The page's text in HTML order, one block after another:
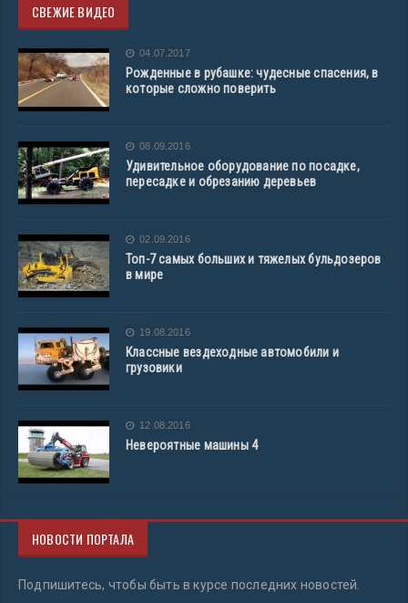
СВЕЖИЕ ВИДЕО
04.07.2017
Рожденные в рубашке: чудесные спасения, в
которые сложно поверить
08.09.2016
Удивительное оборудование по посадке,
пересадке и обрезанию деревьев
02.09.2016
Топ-7 самых больших и тяжелых бульдозеров
в мире
19.08.2016
Классные вездеходные автомобили и
грузовики
12.08.2016
Невероятные машины 4
НОВОСТИ ПОРТАЛА
Подпишитесь, чтобы быть в курсе последних новостей.